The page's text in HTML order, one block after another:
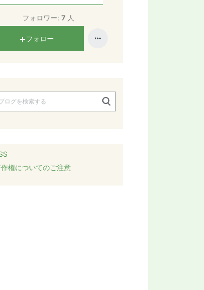
フォロワー: 7 人
フォロー
権についてのご注意